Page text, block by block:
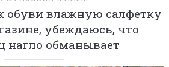
влажную салфетку
убеждаюсь, что
нагло обманывает